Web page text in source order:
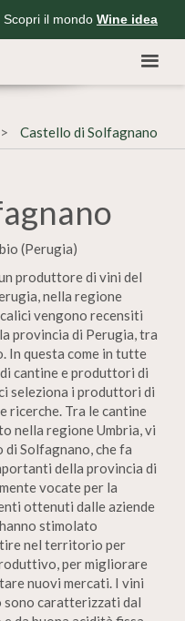
il mondo Wine idea
Castello di Solfagnano
(Perugia)
produttore di vini del
nella regione
vengono recensiti
provincia di Perugia, tra
In questa come in tutte
cantine e produttori di
seleziona i produttori di
ricerche. Tra le cantine
nella regione Umbria, vi
di Solfagnano, che fa
della provincia di
vocate per la
ottenuti dalle aziende
stimolato
nel territorio per
per migliorare
nuovi mercati. I vini
sono caratterizzati dal